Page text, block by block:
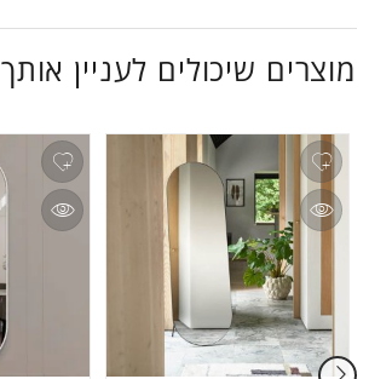
מוצרים שיכולים לעניין אותך